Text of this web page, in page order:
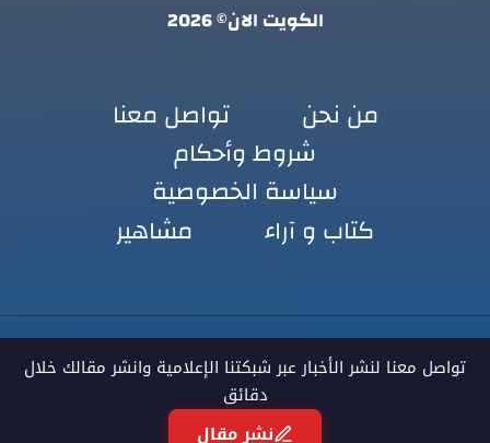
الكويت الان© 2026
من نحن
تواصل معنا
شروط وأحكام
سياسة الخصوصية
كتاب و آراء
مشاهير
تواصل معنا لنشر الأخبار عبر شبكتنا الإعلامية وانشر مقالك خلال
دقائق
نشر مقال